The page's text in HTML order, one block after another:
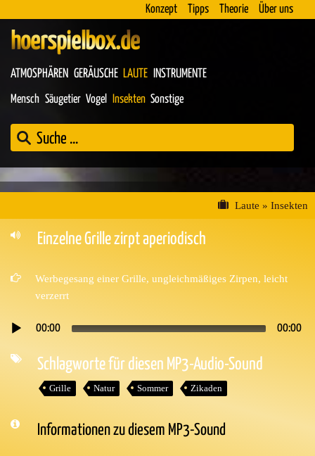
Konzept Tipps Theorie Über uns
hoerspielbox.de
ATMOSPHÄREN GERÄUSCHE LAUTE INSTRUMENTE
Mensch Säugetier Vogel Insekten Sonstige
Laute » Insekten
Einzelne Grille zirpt aperiodisch
Werbegesang einer Grille, ungleichmäßiges Zirpen, leicht
verzerrt
Audio-
00:00 00:00
Schlagworte für diesen MP3-Audio-Sound
Grille Natur Sommer Zikaden
Informationen zu diesem MP3-Sound